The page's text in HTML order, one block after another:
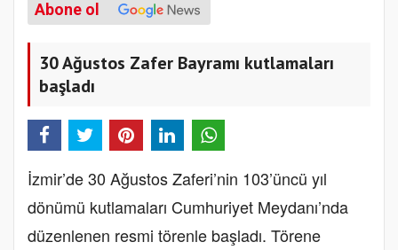
Abone ol
30 Ağustos Zafer Bayramı kutlamaları
başladı
İzmir’de 30 Ağustos Zaferi’nin 103’üncü yıl
dönümü kutlamaları Cumhuriyet Meydanı’nda
düzenlenen resmi törenle başladı. Törene